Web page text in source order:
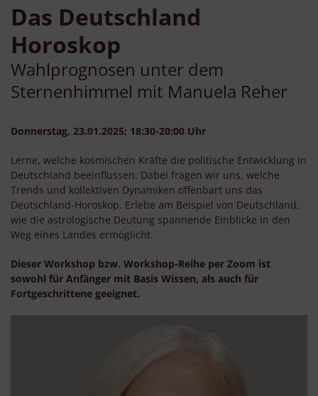
Das Deutschland
Horoskop
Wahlprognosen unter dem
Sternenhimmel mit Manuela Reher
Donnerstag, 23.01.2025; 18:30-20:00 Uhr
Lerne, welche kosmischen Kräfte die politische Entwicklung in
Deutschland beeinflussen. Dabei fragen wir uns, welche
Trends und kollektiven Dynamiken offenbart uns das
Deutschland-Horoskop. Erlebe am Beispiel von Deutschland,
wie die astrologische Deutung spannende Einblicke in den
Weg eines Landes ermöglicht.
Dieser Workshop bzw. Workshop-Reihe per Zoom ist
sowohl für Anfänger mit Basis Wissen, als auch für
Fortgeschrittene geeignet.